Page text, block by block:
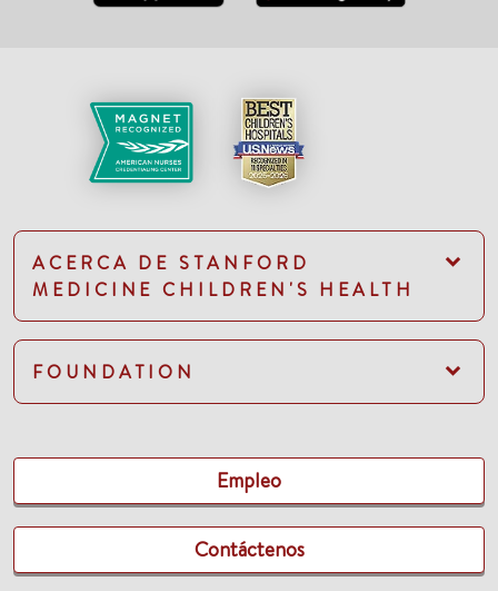
ACERCA DE STANFORD
MEDICINE CHILDREN'S HEALTH
FOUNDATION
Empleo
Contáctenos